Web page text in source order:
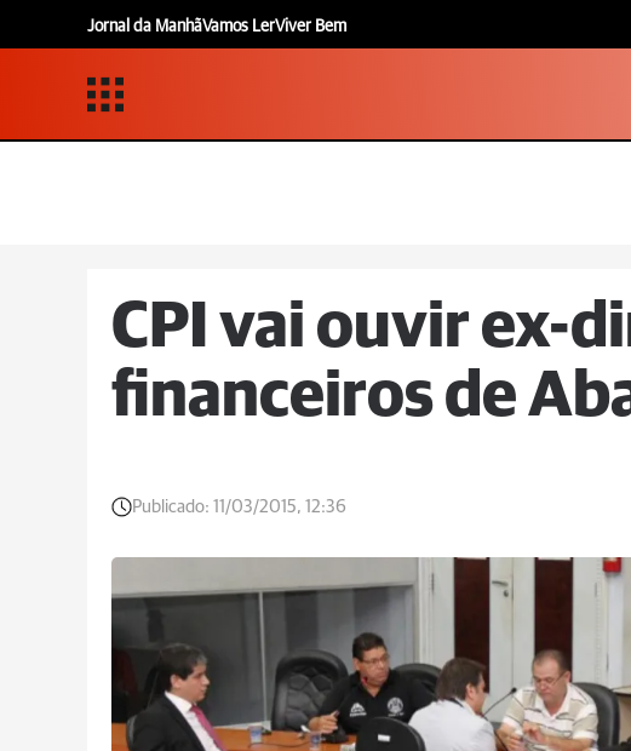
Jornal da ManhãVamos LerViver Bem
CPI vai ouvir ex-
financeiros de
Publicado: 11/03/2015, 12:36